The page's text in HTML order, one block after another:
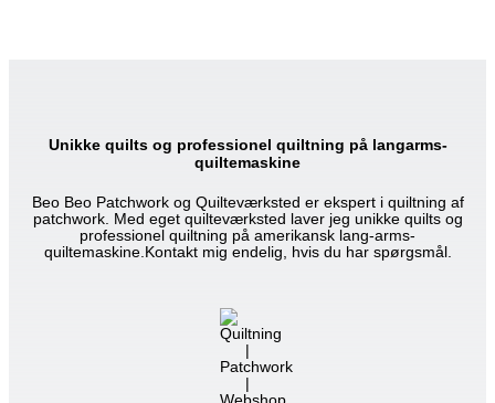
Unikke quilts og professionel quiltning på langarms-
quiltemaskine
Beo Beo Patchwork og Quilteværksted er ekspert i quiltning af
patchwork. Med eget quilteværksted laver jeg unikke quilts og
professionel quiltning på amerikansk lang-arms-
quiltemaskine.Kontakt mig endelig, hvis du har spørgsmål.